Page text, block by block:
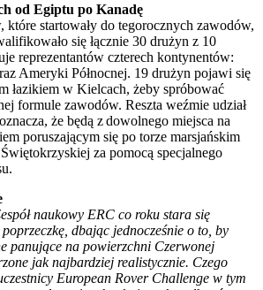
od Egiptu po Kanadę
które startowały do tegorocznych zawodów,
się łącznie 30 drużyn z 10
reprezentantów czterech kontynentów:
Ameryki Północnej. 19 drużyn pojawi się
łazikiem w Kielcach, żeby spróbować
formule zawodów. Reszta weźmie udział
że będą z dowolnego miejsca na
poruszającym się po torze marsjańskim
za pomocą specjalnego
naukowy ERC co roku stara się
dbając jednocześnie o to, by
panujące na powierzchni Czerwonej
jak najbardziej realistycznie. Czego
European Rover Challenge w tym